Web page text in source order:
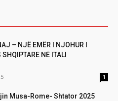
– NJË EMËR I NJOHUR I
SHQIPTARE NË ITALI
1
Musa-Rome- Shtator 2025